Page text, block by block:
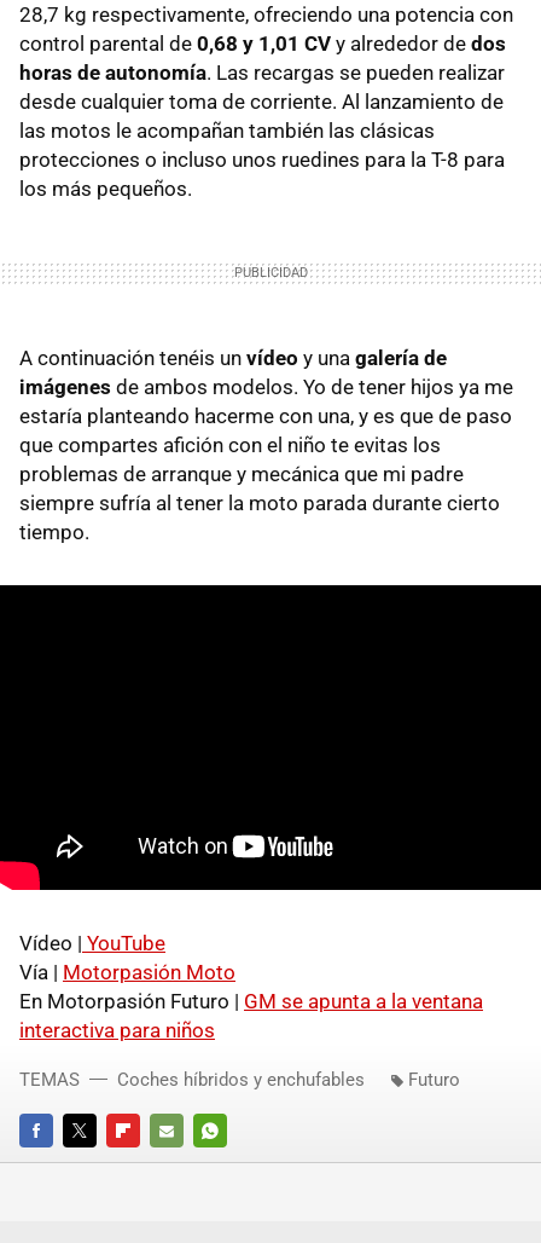
28,7 kg respectivamente, ofreciendo una potencia con
control parental de 0,68 y 1,01 CV y alrededor de dos
horas de autonomía. Las recargas se pueden realizar
desde cualquier toma de corriente. Al lanzamiento de
las motos le acompañan también las clásicas
protecciones o incluso unos ruedines para la T-8 para
los más pequeños.
A continuación tenéis un vídeo y una galería de
imágenes de ambos modelos. Yo de tener hijos ya me
estaría planteando hacerme con una, y es que de paso
que compartes afición con el niño te evitas los
problemas de arranque y mecánica que mi padre
siempre sufría al tener la moto parada durante cierto
tiempo.
Vídeo | YouTube
Vía | Motorpasión Moto
En Motorpasión Futuro | GM se apunta a la ventana
interactiva para niños
FACEBOOKTWITTERFLIPBOARD
E-
WHATSAPP
TEMAS Coches híbridos y enchufables Futuro